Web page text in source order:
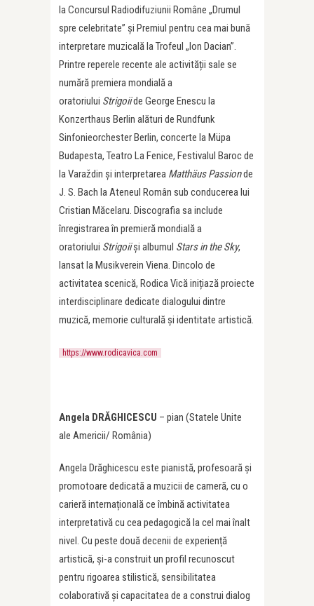
la Concursul Radiodifuziunii Române „Drumul
spre celebritate” și Premiul pentru cea mai bună
interpretare muzicală la Trofeul „Ion Dacian”.
Printre reperele recente ale activității sale se
numără premiera mondială a
oratoriului Strigoiide George Enescu la
Konzerthaus Berlin alături de Rundfunk
Sinfonieorchester Berlin, concerte la Müpa
Budapesta, Teatro La Fenice, Festivalul Baroc de
la Varaždin și interpretarea Matthäus Passionde
J. S. Bach la Ateneul Român sub conducerea lui
Cristian Măcelaru. Discografia sa include
înregistrarea în premieră mondială a
oratoriului Strigoiiși albumul Stars in the Sky,
lansat la Musikverein Viena. Dincolo de
activitatea scenică, Rodica Vică inițiază proiecte
interdisciplinare dedicate dialogului dintre
muzică, memorie culturală și identitate artistică.
https://www.rodicavica.com
Angela DRĂGHICESCU – pian (Statele Unite
ale Americii/ România)
Angela Drăghicescu este pianistă, profesoară și
promotoare dedicată a muzicii de cameră, cu o
carieră internațională ce îmbină activitatea
interpretativă cu cea pedagogică la cel mai înalt
nivel. Cu peste două decenii de experiență
artistică, și-a construit un profil recunoscut
pentru rigoarea stilistică, sensibilitatea
colaborativă și capacitatea de a construi dialog